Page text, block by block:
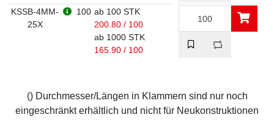
KSSB-4MM-
25X
100 ab 100 STK
200.80 / 100
ab 1000 STK
165.90 / 100
() Durchmesser/Längen in Klammern sind nur noch
eingeschränkt erhältlich und nicht für Neukonstruktionen